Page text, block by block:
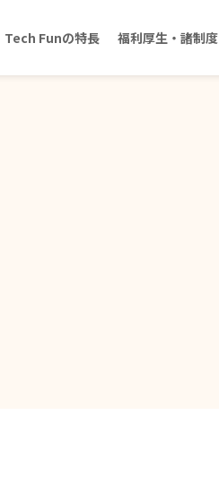
Tech Funの特長 福利厚生・諸制度